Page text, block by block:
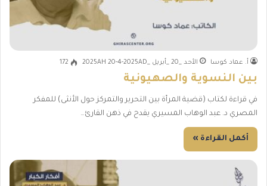
أ. عماد كوسا الأحد _20 _أبريل _2025AH 20-4-2025AD 172
بين النسوية والصهيونية
في قراءة لكتاب (قضية المرأة بين التحرير والتمركز حول الأنثى) للمفكر
المصري د. عبد الوهاب المسيري يقدح في ذهن القارئ…
أكمل القراءة »